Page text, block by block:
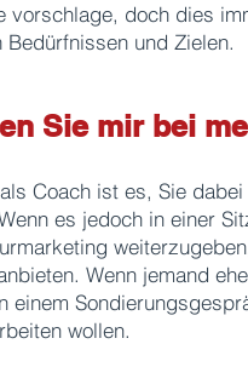
vorschlage, doch dies
Bedürfnissen und Zielen.
Sie mir bei
Coach ist es, Sie
es jedoch in einer
Wenn jemand
einem
wollen.